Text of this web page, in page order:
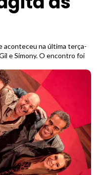
aconteceu na última terça-
e Simony. O encontro foi